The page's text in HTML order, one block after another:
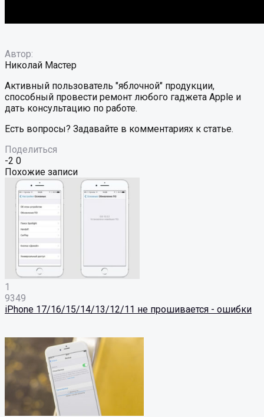
Автор:
Николай Мастер
Активный пользователь "яблочной" продукции,
способный провести ремонт любого гаджета Apple и
дать консультацию по работе.
Есть вопросы? Задавайте в комментариях к статье.
Поделиться
-2 0
Похожие записи
1
9349
iPhone 17/16/15/14/13/12/11 не прошивается - ошибки